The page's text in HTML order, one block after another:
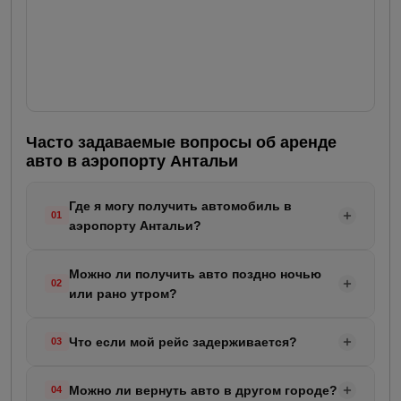
Часто задаваемые вопросы об аренде
авто в аэропорту Антальи
01
Где я могу получить автомобиль в
аэропорту Антальи?
автомобиль будет ожидать вас у выхода из зоны
прилета или на парковке. Наш представитель
сопроводит вас для получения автомобиля. Не
02
Можно ли получить авто поздно ночью
или рано утром?
получение или возврат вне рабочего времени
плата. Независимо от времени прилета ваш
03 Что если мой рейс задерживается?
систему, задержка отслеживается автоматически.
04 Можно ли вернуть авто в другом городе?